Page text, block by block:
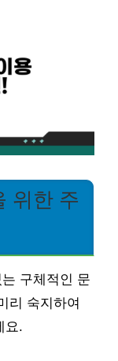
위한 주
구체적인 문
리 숙지하여
요.